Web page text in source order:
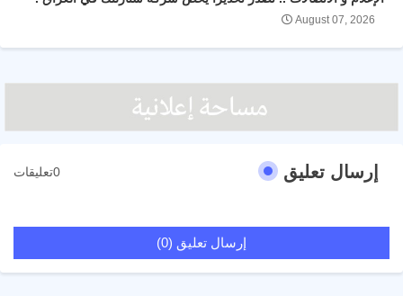
August 07, 2026
إرسال تعليق 0تعليقات
إرسال تعليق (0)